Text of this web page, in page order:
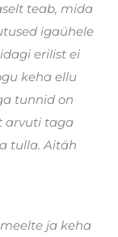
teab, mida
igaühele
erilist ei
keha ellu
tunnid on
arvuti taga
tulla. Aitäh
ja keha